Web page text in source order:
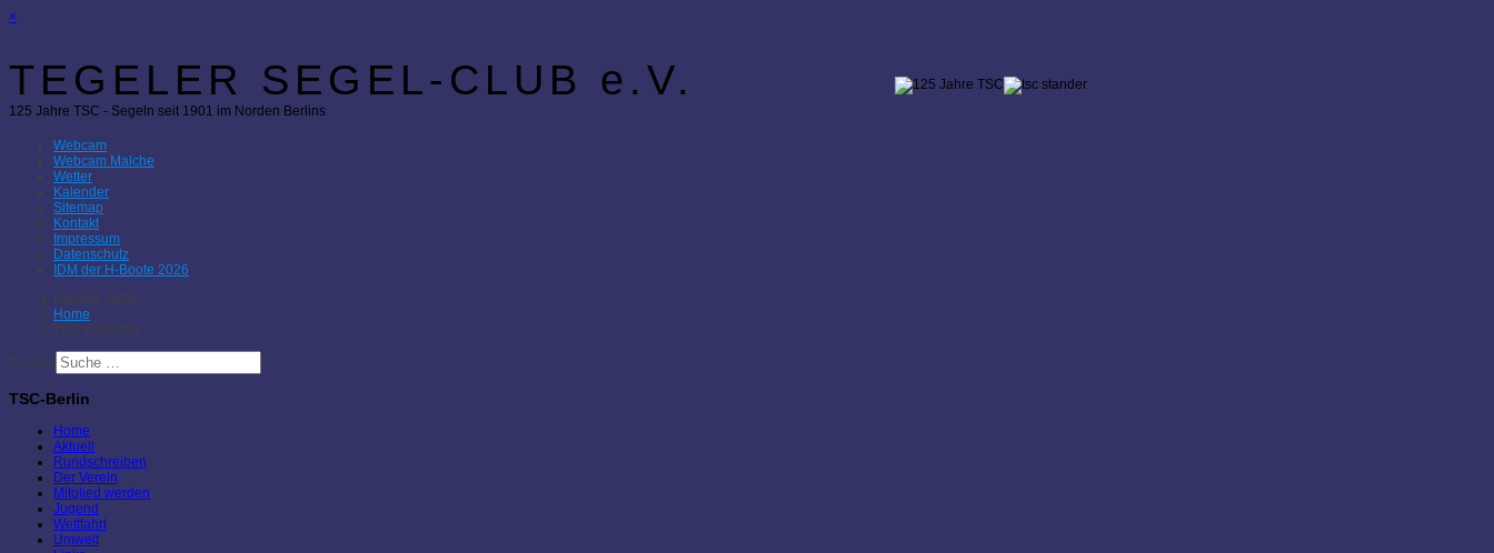
×
TEGELER SEGEL-CLUB e.V.
125 Jahre TSC - Segeln seit 1901 im Norden Berlins
Webcam
Webcam Malche
Wetter
Kalender
Sitemap
Kontakt
Impressum
Datenschutz
IDM der H-Boote 2026
Aktuelle Seite:
Home
TSC-Kalender
Suchen
TSC-Berlin
Home
Aktuell
Rundschreiben
Der Verein
Mitglied werden
Jugend
Wettfahrt
Umwelt